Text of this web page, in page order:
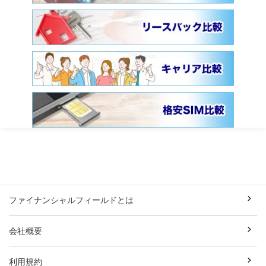
ファイナンシャルフィールドとは
会社概要
利用規約